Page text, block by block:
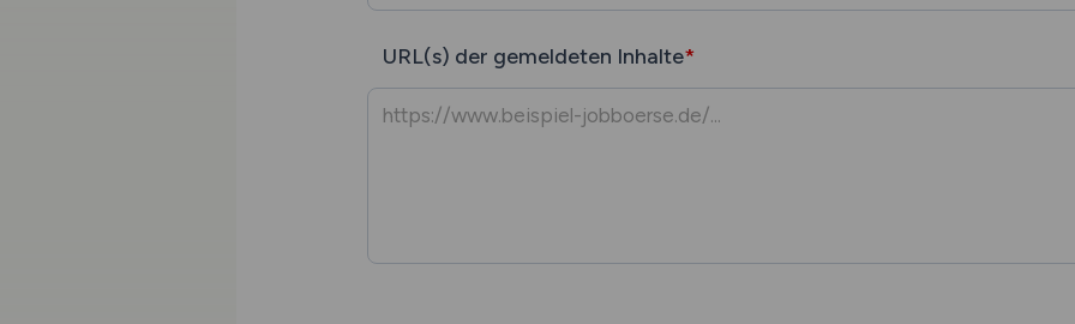
URL(s) der gemeldeten Inhalte*